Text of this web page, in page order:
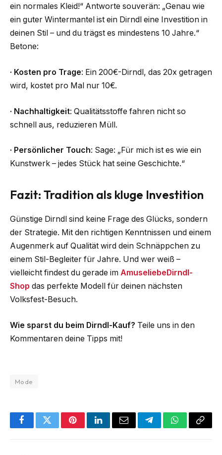
ein normales Kleid!“ Antworte souverän: „Genau wie
ein guter Wintermantel ist ein Dirndl eine Investition in
deinen Stil – und du trägst es mindestens 10 Jahre.“
Betone:
· Kosten pro Trage: Ein 200€-Dirndl, das 20x getragen
wird, kostet pro Mal nur 10€.
· Nachhaltigkeit: Qualitätsstoffe fahren nicht so
schnell aus, reduzieren Müll.
· Persönlicher Touch: Sage: „Für mich ist es wie ein
Kunstwerk – jedes Stück hat seine Geschichte.“
Fazit: Tradition als kluge Investition
Günstige Dirndl sind keine Frage des Glücks, sondern
der Strategie. Mit den richtigen Kenntnissen und einem
Augenmerk auf Qualität wird dein Schnäppchen zu
einem Stil-Begleiter für Jahre. Und wer weiß –
vielleicht findest du gerade im AmuseliebeDirndl-
Shop das perfekte Modell für deinen nächsten
Volksfest-Besuch.
Wie sparst du beim Dirndl-Kauf? Teile uns in den
Kommentaren deine Tipps mit!
Mode
FacebookTwitterPinterestLinkedInEmail TelegramWhatsApp
Copy